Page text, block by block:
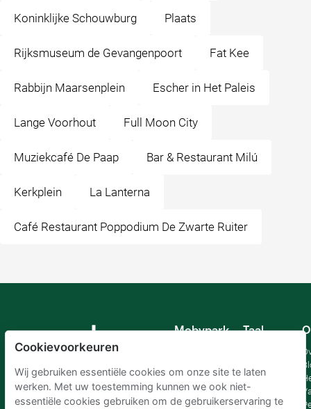
Koninklijke Schouwburg Plaats
Rijksmuseum de Gevangenpoort Fat Kee
Rabbijn Maarsenplein Escher in Het Paleis
Lange Voorhout Full Moon City
Muziekcafé De Paap Bar & Restaurant Milú
Kerkplein La Lanterna
Café Restaurant Poppodium De Zwarte Ruiter
Mobypark
Taal
Spaans
Frankrijk
Italiaans
Cookievoorkeuren
Wij gebruiken essentiële cookies om onze site te laten
werken. Met uw toestemming kunnen we ook niet-
essentiële cookies gebruiken om de gebruikerservaring te